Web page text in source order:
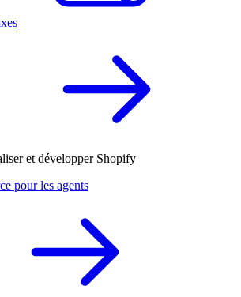
et développer Shopify
pour les agents